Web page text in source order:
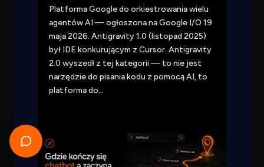
Platforma Google do orkiestrowania wielu
agentów AI — ogłoszona na Google I/O 19
maja 2026. Antigravity 1.0 (listopad 2025)
był IDE konkurującym z Cursor. Antigravity
2.0 wyszedł z tej kategorii — to nie jest
narzędzie do pisania kodu z pomocą AI, to
platforma do…